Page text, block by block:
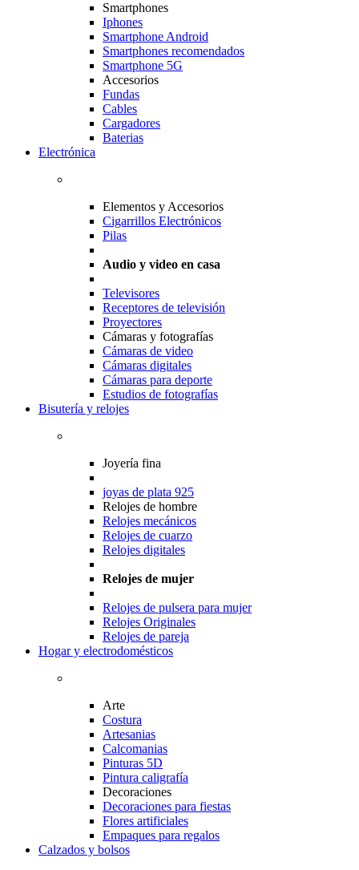
Smartphones
Iphones
Smartphone Android
Smartphones recomendados
Smartphone 5G
Accesorios
Fundas
Cables
Cargadores
Baterias
Electrónica
Elementos y Accesorios
Cigarrillos Electrónicos
Pilas
Audio y video en casa
Televisores
Receptores de televisión
Proyectores
Cámaras y fotografías
Cámaras de video
Cámaras digitales
Cámaras para deporte
Estudios de fotografías
Bisutería y relojes
Joyería fina
joyas de plata 925
Relojes de hombre
Relojes mecánicos
Relojes de cuarzo
Relojes digitales
Relojes de mujer
Relojes de pulsera para mujer
Relojes Originales
Relojes de pareja
Hogar y electrodomésticos
Arte
Costura
Artesanias
Calcomanias
Pinturas 5D
Pintura caligrafía
Decoraciones
Decoraciones para fiestas
Flores artificiales
Empaques para regalos
Calzados y bolsos